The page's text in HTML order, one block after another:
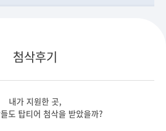
첨삭후기
내가 지원한 곳,
도 탑티어 첨삭을 받았을까?